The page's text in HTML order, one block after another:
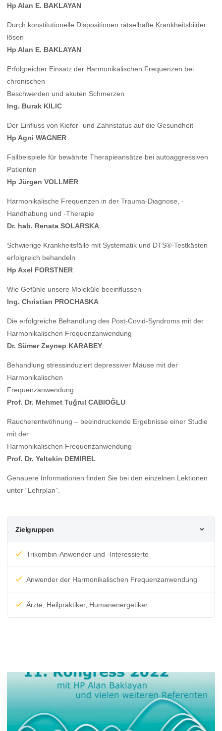
Hp Alan E. BAKLAYAN
Durch konstitutionelle Dispositionen rätselhafte Krankheitsbilder
lösen
Hp Alan E. BAKLAYAN
Erfolgreicher Einsatz der Harmonikalischen Frequenzen bei
chronischen
Beschwerden und akuten Schmerzen
Ing. Burak KILIC
Der Einfluss von Kiefer- und Zahnstatus auf die Gesundheit
Hp Agni WAGNER
Fallbeispiele für bewährte Therapieansätze bei autoaggressiven
Patienten
Hp Jürgen VOLLMER
Harmonikalische Frequenzen in der Trauma-Diagnose, -
Handhabung und -Therapie
Dr. hab. Renata SOLARSKA
Schwierige Krankheitsfälle mit Systematik und DTS®-Testkästen
erfolgreich behandeln
Hp Axel FORSTNER
Wie Gefühle unsere Moleküle beeinflussen
Ing. Christian PROCHASKA
Die erfolgreiche Behandlung des Post-Covid-Syndroms mit der
Harmonikalischen Frequenzanwendung
Dr. Sümer Zeynep KARABEY
Behandlung stressinduziert depressiver Mäuse mit der
Harmonikalischen
Frequenzanwendung
Prof. Dr. Mehmet Tuğrul CABIOĞLU
Raucherentwöhnung – beeindruckende Ergebnisse einer Studie
mit der
Harmonikalischen Frequenzanwendung
Prof. Dr. Yeltekin DEMIREL
Genauere Informationen finden Sie bei den einzelnen Lektionen
unter “Lehrplan”.
Zielgruppen
Trikombin-Anwender und -Interessierte
Anwender der Harmonikalischen Frequenzanwendung
Ärzte, Heilpraktiker, Humanenergetiker